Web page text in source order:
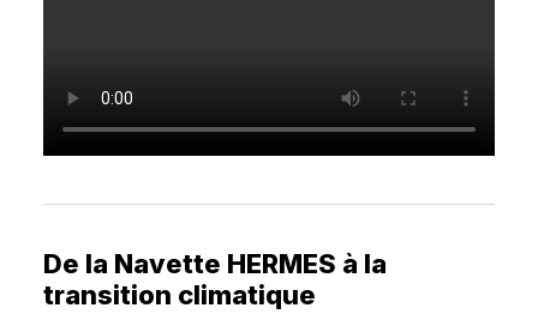
De la Navette HERMES à la
transition climatique